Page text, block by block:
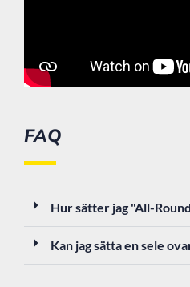
FAQ
Hur sätter jag "All-
Kan jag sätta en sele